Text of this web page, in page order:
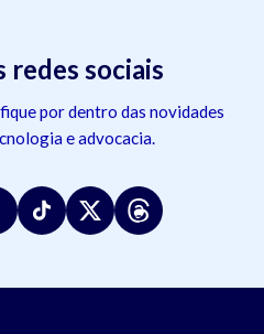
redes sociais
por dentro das novidades
e advocacia.